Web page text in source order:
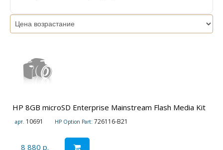
HP 8GB microSD Enterprise Mainstream Flash Media Kit
арт. 10691 HP Option Part: 726116-B21
8 880 р.